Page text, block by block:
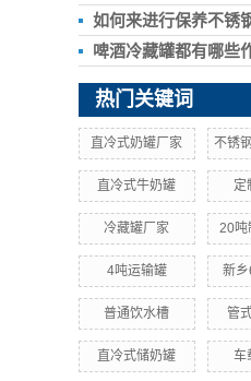
如何来进行保养不锈
啤酒冷藏罐都有哪些
热门关键词
直冷式奶罐厂家 不锈
直冷式牛奶罐 定
冷藏罐厂家 20吨
4吨运输罐 新
普通饮水槽 管
直冷式储奶罐 车